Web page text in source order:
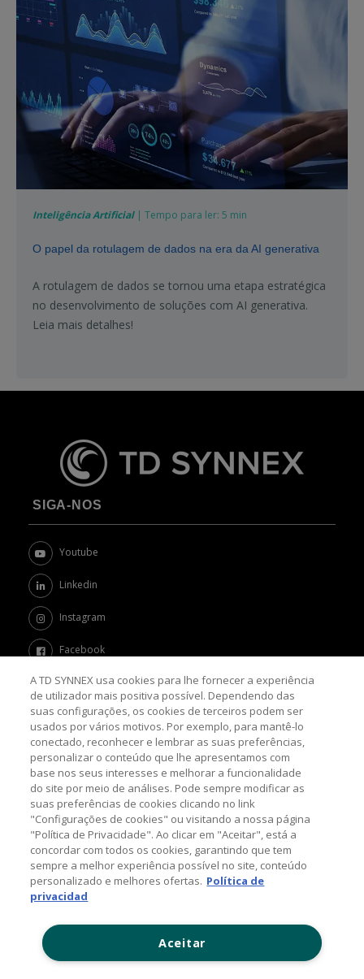
Inteligência Artificial| Tempo para ler: 5 min
O papel da rotulagem de dados na era da AI generativa
A rotulagem de dados se tornou uma etapa estratégica
no desenvolvimento de soluções com AI generativa.
Leia mais detalhes!
SIGA-NOS
Youtube
Linkedin
Instagram
Facebook
Twitter
Channel Academy
SOBRE O BLOG
Nosso objetivo é levar até você as principais informações e
tendências sobre o mercado de TI, com a missão de mantê-lo
atualizado sobre as últimas novidades do universo da tecnologia.
© 2026 TD SYNNEX Corporation, 44201 Nobel Drive,
Fremont, CA 94538, USA, Tel: +1 954 308 0570
Contato: (11) 5525-7300
www.tdsynnex.com
A TD SYNNEX usa cookies para lhe fornecer a experiência
de utilizador mais positiva possível. Dependendo das
suas configurações, os cookies de terceiros podem ser
usados por vários motivos. Por exemplo, para mantê-lo
conectado, reconhecer e lembrar as suas preferências,
personalizar o conteúdo que lhe apresentamos com
base nos seus interesses e melhorar a funcionalidade
do site por meio de análises. Pode sempre modificar as
suas preferências de cookies clicando no link
"Configurações de cookies" ou visitando a nossa página
"Política de Privacidade". Ao clicar em "Aceitar", está a
concordar com todos os cookies, garantindo que tem
sempre a melhor experiência possível no site, conteúdo
personalizado e melhores ofertas. Política de
privacidad
Aceitar